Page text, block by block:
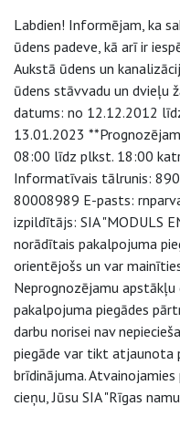
Labdien! Informējam, ka
ūdens padeve, kā arī ir
Aukstā ūdens un
ūdens stāvvadu un dvieļu
datums: no 12.12.2012
13.01.2023
08:00 līdz plkst. 18:00
Informatīvais tālrunis:
80008989 E-pasts:
izpildītājs: SIA "MODULS
norādītais pakalpojuma
orientējošs un var
Neprognozējamu
pakalpojuma piegādes
darbu norisei nav
piegāde var tikt atjaunota
brīdinājuma.
cieņu, Jūsu SIA "Rīgas